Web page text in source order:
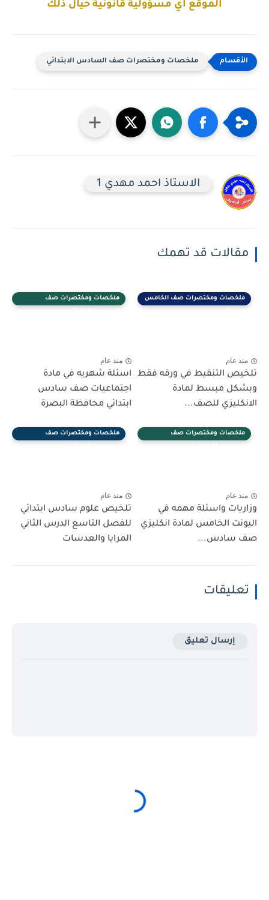
الموقع اي مسؤولية قانونية حيال ذلك
ملخصات ومختصرات صف السادس الابتدائي
الاستاذ احمد مهدي 1
مقالات قد تهمك
ملخصات ومختصرات صف الخامس
منذ عام
تلخيص التنقيط في ورقه فقط
وبشكل مبسط لمادة
الانكليزي للصف...
ملخصات ومختصرات صف
منذ عام
اسئلة شهريه في مادة
اجتماعيات صف سادس
ابتدائي محافظة البصرة
ملخصات ومختصرات صف
منذ عام
وزاريات واسئلة مهمه في
اليونت الخامس لمادة انكليزي
صف سادس...
ملخصات ومختصرات صف
منذ عام
تلخيص علوم سادس ابتدائي
للفصل التاسع الدرس الثاني
المرايا والعدسات
تعليقات
إرسال تعليق